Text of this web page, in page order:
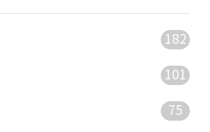
182
101
75